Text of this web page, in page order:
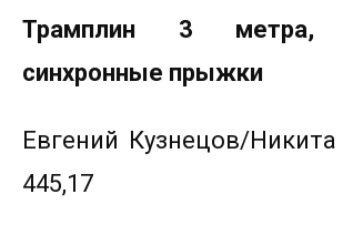
Трамплин 3 метра,
синхронные прыжки
Евгений Кузнецов/
445,17